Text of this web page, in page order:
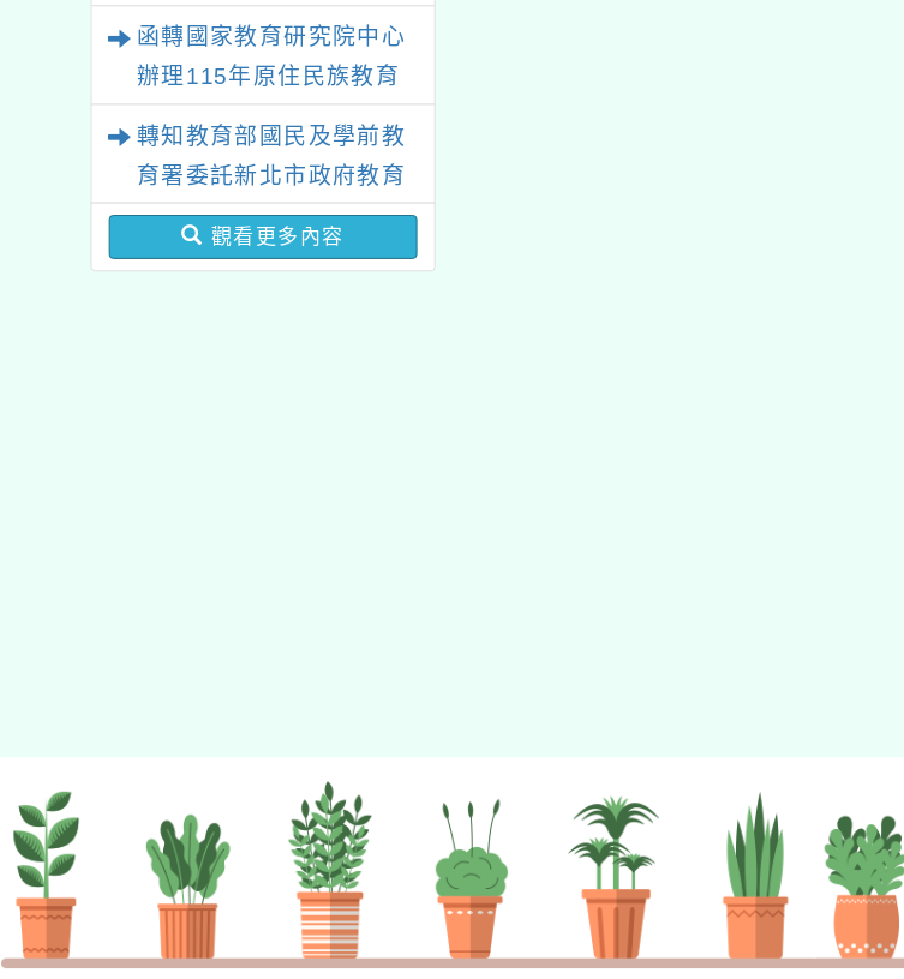
函轉國家教育研究院中心
辦理115年原住民族教育
轉知教育部國民及學前教
育署委託新北市政府教育
局辦理「115年度教師專
業成長研習實施計畫－夢
觀看更多內容